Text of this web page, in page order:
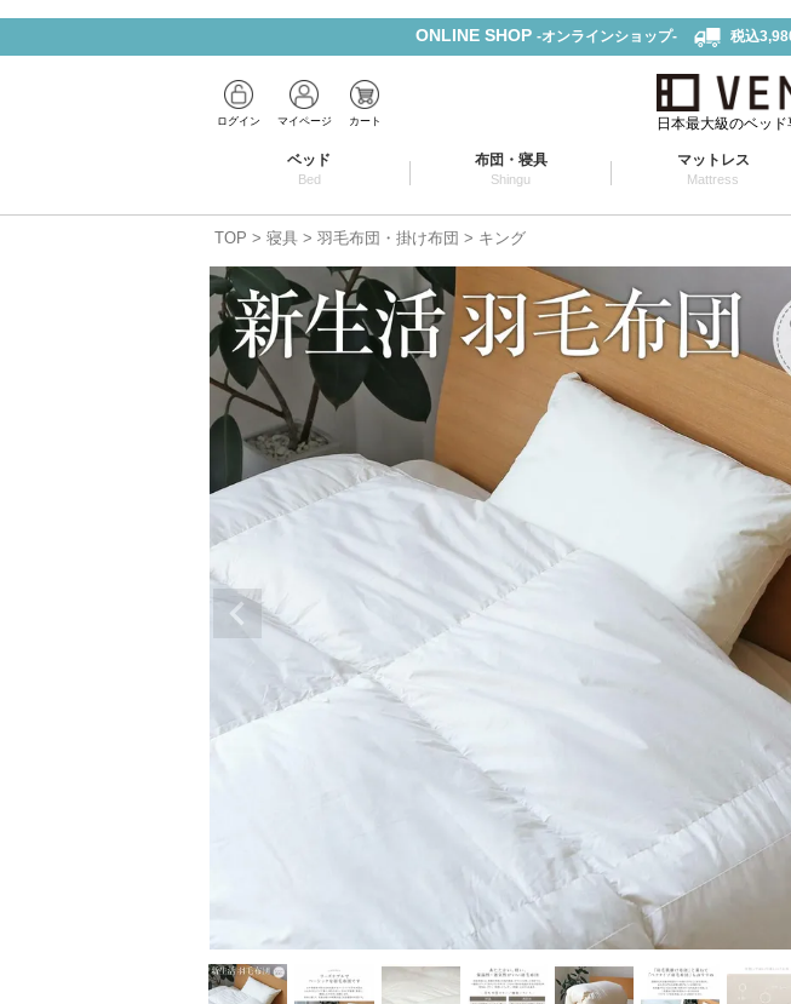
ONLINE SHOP -オンラインショップ- 税込
ログイン マイページ カート 日本最大級のベッ
ベッド
Bed
布団・寝具
Shingu
マットレス
Mattress
TOP 寝具 羽毛布団・掛け布団 キング